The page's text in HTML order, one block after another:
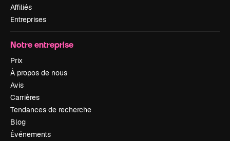
Affiliés
Entreprises
Notre entreprise
Prix
À propos de nous
Avis
Carrières
Tendances de recherche
Blog
Événements